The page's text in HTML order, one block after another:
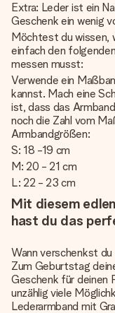
Extra: Leder ist ein
Geschenk ein wenig
Möchtest du wissen,
einfach den
messen musst:
Verwende ein
kannst. Mach eine
ist, dass das
noch die Zahl vom
Armbandgrößen:
S: 18 -19 cm
M: 20 - 21 cm
L: 22 - 23 cm
Mit diesem
hast du das
Wann verschenkst
Zum Geburtstag
Geschenk für deinen
unzählig viele
Lederarmband mit